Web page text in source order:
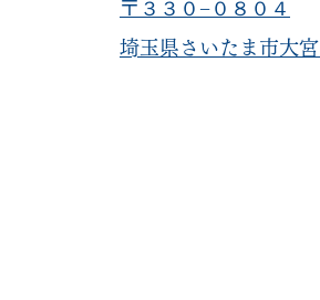
〒３３０−０８０４
埼玉県さいたま市大